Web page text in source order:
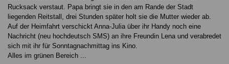
Rucksack verstaut. Papa bringt sie in den am Rande der Stadt
liegenden Reitstall, drei Stunden später holt sie die Mutter wieder ab.
Auf der Heimfahrt verschickt Anna-Julia über ihr Handy noch eine
Nachricht (neu hochdeutsch SMS) an ihre Freundin Lena und verabredet
sich mit ihr für Sonntagnachmittag ins Kino.
Alles im grünen Bereich ...